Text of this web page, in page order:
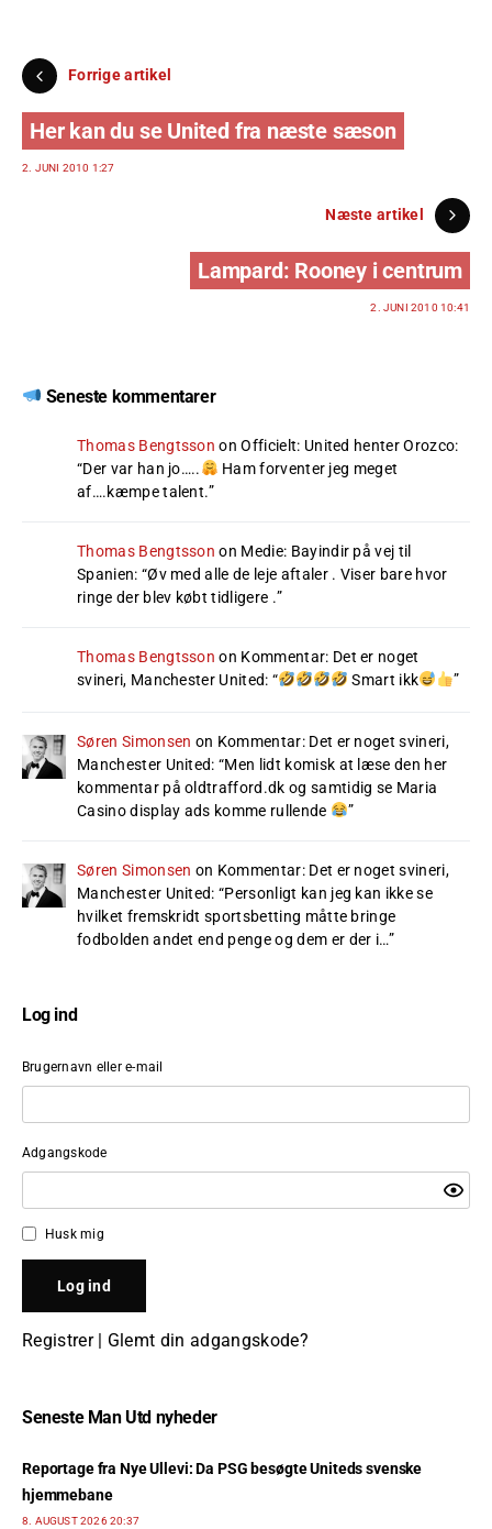
Forrige artikel
Her kan du se United fra næste sæson
2. JUNI 2010 1:27
Næste artikel
Lampard: Rooney i centrum
2. JUNI 2010 10:41
Seneste kommentarer
Thomas Bengtsson onOfficielt: United henter Orozco:
“Der var han jo…..
Ham forventer jeg meget
af….kæmpe talent.”
Thomas Bengtsson on Medie: Bayindir på vej til
Spanien: “Øv med alle de leje aftaler . Viser bare hvor
ringe der blev købt tidligere .”
Thomas Bengtsson on Kommentar: Det er noget
svineri, Manchester United: “ Smart ikk ”
Søren Simonsen on Kommentar: Det er noget svineri,
Manchester United: “Men lidt komisk at læse den her
kommentar på oldtrafford.dk og samtidig se Maria
Casino display ads komme rullende
”
Søren Simonsen on Kommentar: Det er noget svineri,
Manchester United: “Personligt kan jeg kan ikke se
hvilket fremskridt sportsbetting måtte bringe
fodbolden andet end penge og dem er der i…”
Log ind
Brugernavn eller e-mail
Adgangskode
Husk mig
Registrer| Glemt din adgangskode?
Seneste Man Utd nyheder
Reportage fra Nye Ullevi: Da PSG besøgte Uniteds svenske
hjemmebane
8. AUGUST 2026 20:37